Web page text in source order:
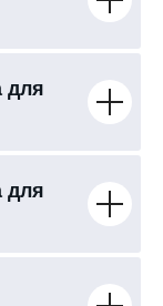
для
для